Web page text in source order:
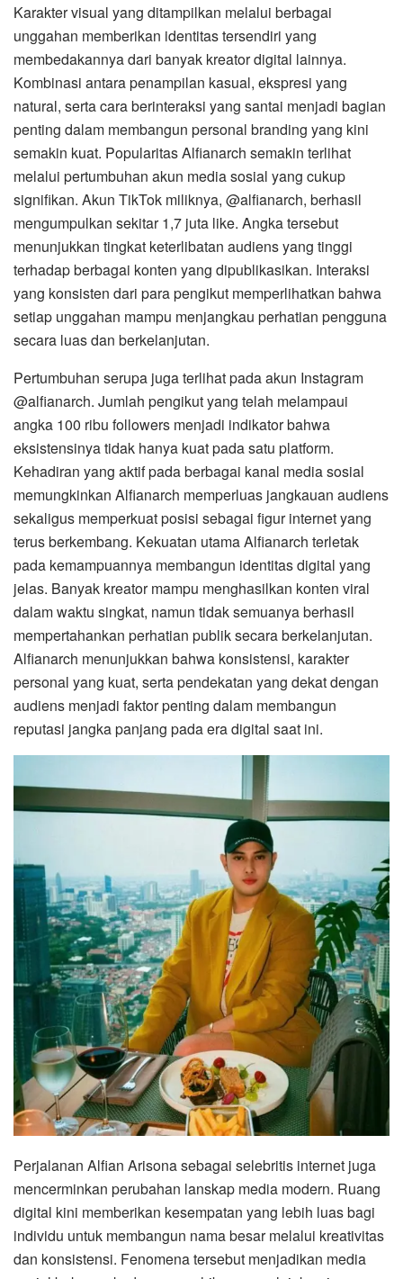
Karakter visual yang ditampilkan melalui berbagai
unggahan memberikan identitas tersendiri yang
membedakannya dari banyak kreator digital lainnya.
Kombinasi antara penampilan kasual, ekspresi yang
natural, serta cara berinteraksi yang santai menjadi bagian
penting dalam membangun personal branding yang kini
semakin kuat. Popularitas Alfianarch semakin terlihat
melalui pertumbuhan akun media sosial yang cukup
signifikan. Akun TikTok miliknya, @alfianarch, berhasil
mengumpulkan sekitar 1,7 juta like. Angka tersebut
menunjukkan tingkat keterlibatan audiens yang tinggi
terhadap berbagai konten yang dipublikasikan. Interaksi
yang konsisten dari para pengikut memperlihatkan bahwa
setiap unggahan mampu menjangkau perhatian pengguna
secara luas dan berkelanjutan.
Pertumbuhan serupa juga terlihat pada akun Instagram
@alfianarch. Jumlah pengikut yang telah melampaui
angka 100 ribu followers menjadi indikator bahwa
eksistensinya tidak hanya kuat pada satu platform.
Kehadiran yang aktif pada berbagai kanal media sosial
memungkinkan Alfianarch memperluas jangkauan audiens
sekaligus memperkuat posisi sebagai figur internet yang
terus berkembang. Kekuatan utama Alfianarch terletak
pada kemampuannya membangun identitas digital yang
jelas. Banyak kreator mampu menghasilkan konten viral
dalam waktu singkat, namun tidak semuanya berhasil
mempertahankan perhatian publik secara berkelanjutan.
Alfianarch menunjukkan bahwa konsistensi, karakter
personal yang kuat, serta pendekatan yang dekat dengan
audiens menjadi faktor penting dalam membangun
reputasi jangka panjang pada era digital saat ini.
Perjalanan Alfian Arisona sebagai selebritis internet juga
mencerminkan perubahan lanskap media modern. Ruang
digital kini memberikan kesempatan yang lebih luas bagi
individu untuk membangun nama besar melalui kreativitas
dan konsistensi. Fenomena tersebut menjadikan media